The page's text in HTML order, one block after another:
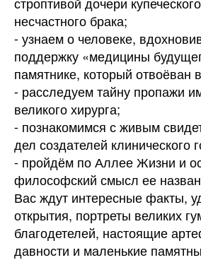
несчастного брака;
⁃ узнаем о человеке,
поддержку «медицины
памятнике, который отвоёван
⁃ расследуем тайну пропажи
великого хирурга;
⁃ познакомимся с живым
дел создателей клинического
⁃ пройдём по Аллее Жизни и
философский смысл ее
Вас ждут интересные факты,
открытия, портреты великих
благодетелей, настоящие
давности и маленькие